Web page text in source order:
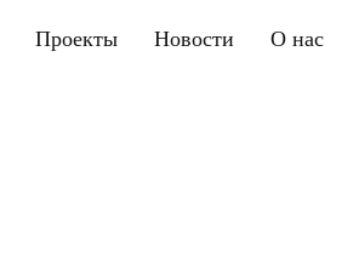
Проекты Новости О нас